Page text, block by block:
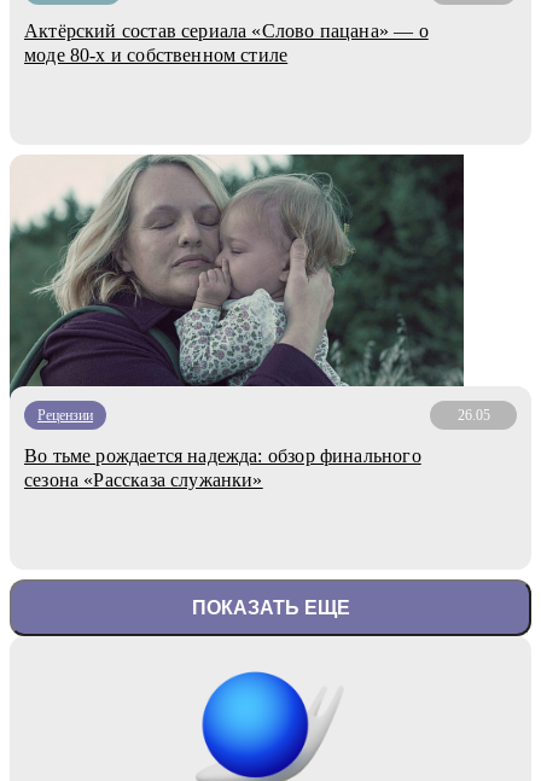
Актёрский состав сериала «Слово пацана» — о
моде 80-х и собственном стиле
Рецензии 26.05
Во тьме рождается надежда: обзор финального
сезона «Рассказа служанки»
ПОКАЗАТЬ ЕЩЕ